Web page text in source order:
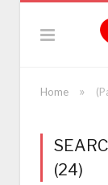
Home »
(24)